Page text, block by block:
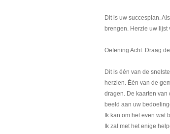
Dit is uw succesplan.
brengen. Herzie uw
Oefening Acht: Draag
Dit is één van de
herzien. Één van de
dragen. De kaarten
beeld aan uw
Ik kan om het even wat
Ik zal met het enige